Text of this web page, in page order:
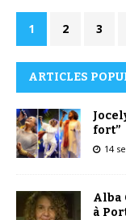
1 2 3
ARTICLES
fort”
14
Alba
à